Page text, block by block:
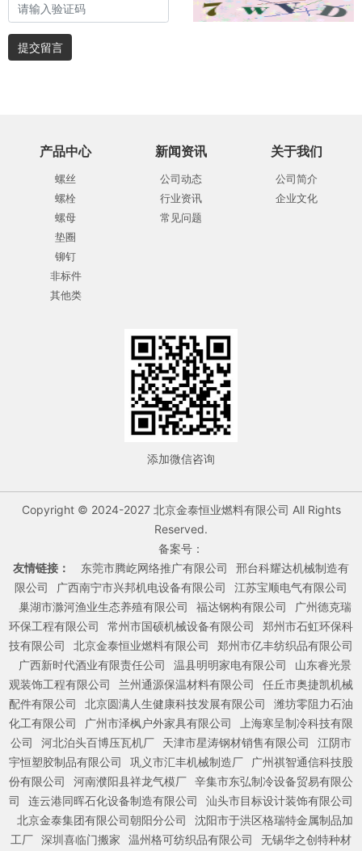
提交留言
产品中心
螺丝
螺栓
螺母
垫圈
铆钉
非标件
其他类
新闻资讯
公司动态
行业资讯
常见问题
关于我们
公司简介
企业文化
添加微信咨询
Copyright © 2024-2027 北京金泰恒业燃料有限公司 All Rights
Reserved.
备案号：
友情链接：
东莞市腾屹网络推广有限公司
邢台科耀达机械制造有
限公司
广西南宁市兴邦机电设备有限公司
江苏宝顺电气有限公司
巢湖市滁河渔业生态养殖有限公司
福达钢构有限公司
广州德克瑞
环保工程有限公司
常州市国硕机械设备有限公司
郑州市石虹环保科
技有限公司
北京金泰恒业燃料有限公司
郑州市亿丰纺织品有限公司
广西新时代酒业有限责任公司
温县明明家电有限公司
山东睿光景
观装饰工程有限公司
兰州通源保温材料有限公司
任丘市奥捷凯机械
配件有限公司
北京圆满人生健康科技发展有限公司
潍坊零阻力石油
化工有限公司
广州市泽枫户外家具有限公司
上海寒呈制冷科技有限
公司
河北泊头百博压瓦机厂 天津市星涛钢材销售有限公司
江阴市
宇恒塑胶制品有限公司
巩义市汇丰机械制造厂
广州祺智通信科技股
份有限公司
河南濮阳县祥龙气模厂 辛集市东弘制冷设备贸易有限公
司
连云港同晖石化设备制造有限公司
汕头市目标设计装饰有限公司
北京金泰集团有限公司朝阳分公司
沈阳市于洪区格瑞特金属制品加
工厂 深圳喜临门搬家 温州格可纺织品有限公司 无锡华之创特种材